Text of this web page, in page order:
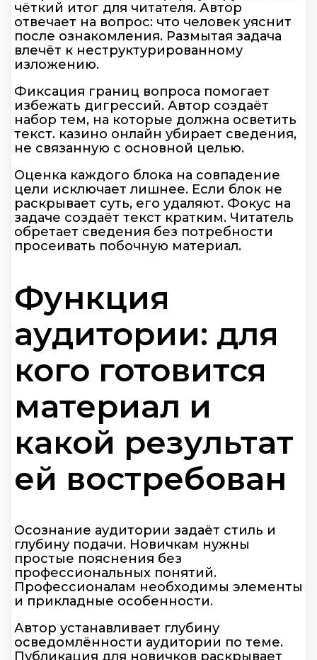
чёткий итог для читателя. Автор
отвечает на вопрос: что человек уяснит
после ознакомления. Размытая задача
влечёт к неструктурированному
изложению.
Фиксация границ вопроса помогает
избежать дигрессий. Автор создаёт
набор тем, на которые должна осветить
текст. казино онлайн убирает сведения,
не связанную с основной целью.
Оценка каждого блока на совпадение
цели исключает лишнее. Если блок не
раскрывает суть, его удаляют. Фокус на
задаче создаёт текст кратким. Читатель
обретает сведения без потребности
просеивать побочную материал.
Функция
аудитории: для
кого готовится
материал и
какой результат
ей востребован
Осознание аудитории задаёт стиль и
глубину подачи. Новичкам нужны
простые пояснения без
профессиональных понятий.
Профессионалам необходимы элементы
и прикладные особенности.
Автор устанавливает глубину
осведомлённости аудитории по теме.
Публикация для новичков раскрывает